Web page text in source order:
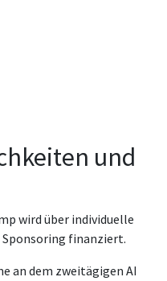
und
wird über individuelle
finanziert.
an dem zweitägigen AI